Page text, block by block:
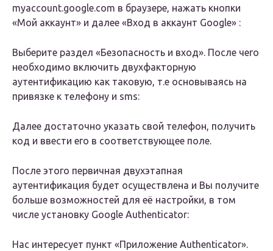
myaccount.google.com в браузере, нажать кнопки
«Мой аккаунт» и далее «Вход в аккаунт Google» :
Выберите раздел «Безопасность и вход». После чего
необходимо включить двухфакторную
аутентификацию как таковую, т.е основываясь на
привязке к телефону и sms:
Далее достаточно указать свой телефон, получить
код и ввести его в соответствующее поле.
После этого первичная двухэтапная
аутентификация будет осуществлена и Вы получите
больше возможностей для её настройки, в том
числе установку Google Authenticator:
Нас интересует пункт «Приложение Authenticator».